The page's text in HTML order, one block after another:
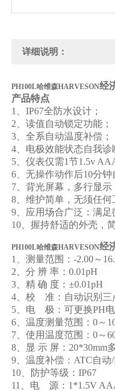
详细说明：
PH100L哈维森HARVESON经
产品特点
1、IP67全防水设计；
2、读值自动锁定功能；
3、全系自动温度补偿；
4、电极效能状态自我诊
5、仪表仅需1节1.5v
6、无操作动作后10分
7、背光屏幕，多行显
8、维护简单，无须任
9、应用场合广泛：满
10、握持舒适的外壳，
PH100L哈维森HARVESON经
1、测量范围：-2.00～
2、分 辨 率：0.01pH
3、精 确 度：±0.01pH
4、校 准：自动识别三
5、电 极：可更换PH
6、温度测量范围：0～
7、使用温度范围：0～
8、显 示 屏：20*30mm
9、温度补偿：ATC自动
10、防护等级：IP67
11、电 源：1*1.5V